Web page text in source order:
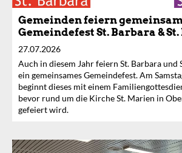
Gemeinden feiern
Gemeindefest St. Barbara &
27.07.2026
Auch in diesem Jahr feiern St. Barbara und
ein gemeinsames Gemeindefest. Am
beginnt dieses mit einem
bevor rund um die Kirche St. Marien in
gefeiert wird.